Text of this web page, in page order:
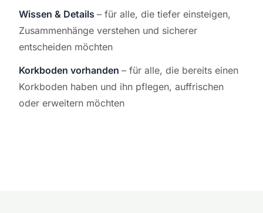
Wissen & Details – für alle, die tiefer einsteigen,
Zusammenhänge verstehen und sicherer
entscheiden möchten
Korkboden vorhanden – für alle, die bereits einen
Korkboden haben und ihn pflegen, auffrischen
oder erweitern möchten